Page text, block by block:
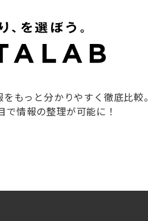
もっと分かりやすく徹底比較。
情報の整理が可能に！